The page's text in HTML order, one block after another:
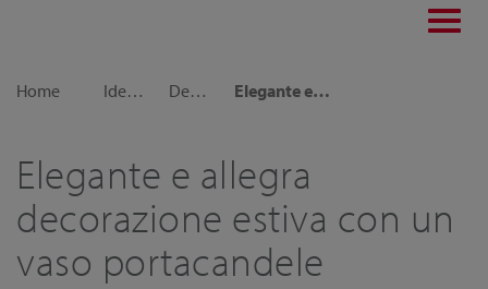
Home
Idee decorative Decorazioni per la casa Elegante e allegra decorazione estiva con un vaso portacandele
Elegante e allegra
decorazione estiva con un
vaso portacandele